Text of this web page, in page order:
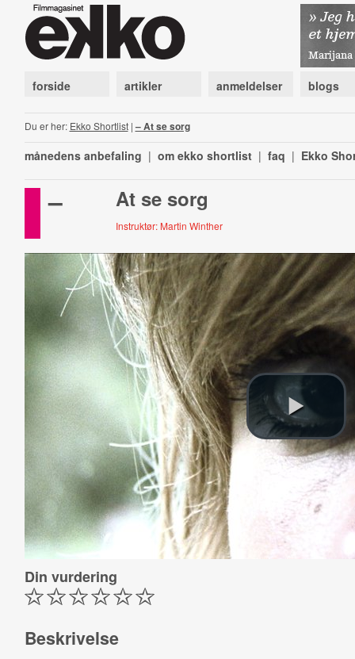
forside artikler anmeldelser blogs
Du er her: Ekko Shortlist| – At se sorg
månedens anbefaling | om ekko shortlist | faq | Ekko
– At se sorg
Instruktør: Martin Winther
Din vurdering
Beskrivelse